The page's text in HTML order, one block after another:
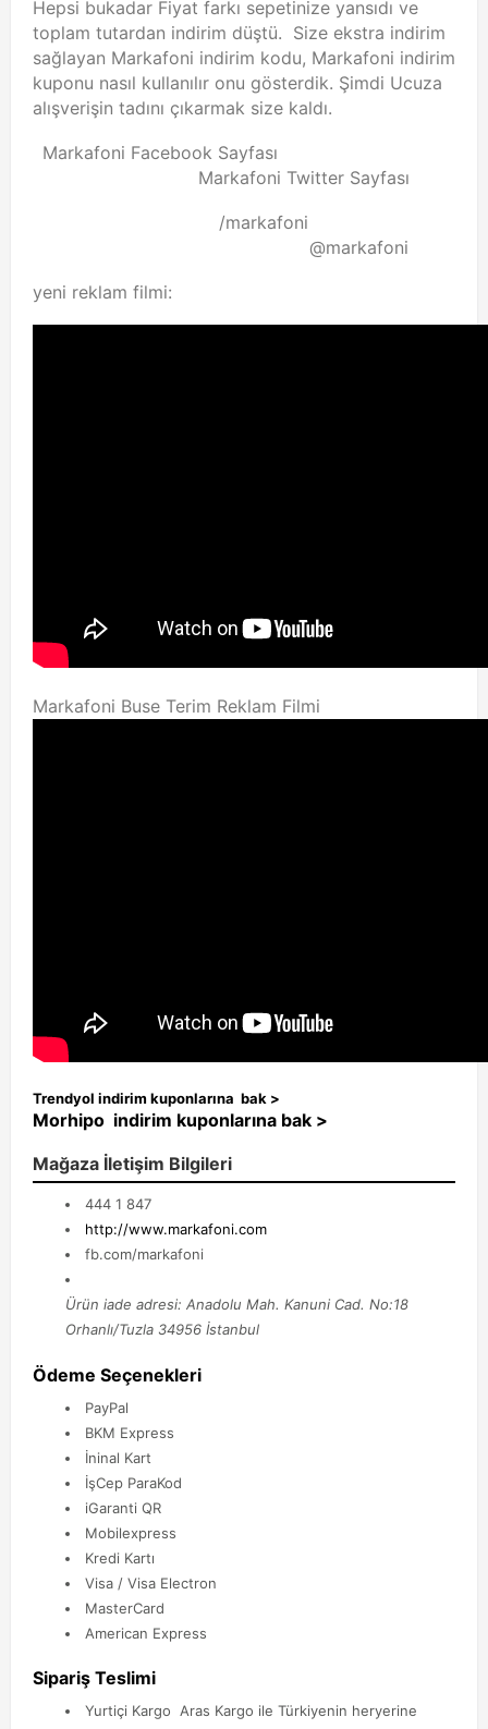
Hepsi bukadar Fiyat farkı sepetinize yansıdı ve
toplam tutardan indirim düştü. Size ekstra indirim
sağlayan Markafoni indirim kodu, Markafoni indirim
kuponu nasıl kullanılır onu gösterdik. Şimdi Ucuza
alışverişin tadını çıkarmak size kaldı.
Markafoni Facebook Sayfası
Markafoni Twitter Sayfası
/markafoni
@markafoni
yeni reklam filmi:
Markafoni Buse Terim Reklam Filmi
Trendyol indirim kuponlarına bak >
Morhipo indirim kuponlarına bak >
Mağaza İletişim Bilgileri
444 1 847
http://www.markafoni.com
fb.com/markafoni
Ürün iade adresi: Anadolu Mah. Kanuni Cad. No:18
Orhanlı/Tuzla 34956 İstanbul
Ödeme Seçenekleri
PayPal
BKM Express
İninal Kart
İşCep ParaKod
iGaranti QR
Mobilexpress
Kredi Kartı
Visa / Visa Electron
MasterCard
American Express
Sipariş Teslimi
Yurtiçi Kargo Aras Kargo ile Türkiyenin heryerine